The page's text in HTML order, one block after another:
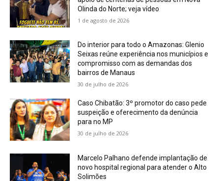
Olinda do Norte; veja vídeo
1 de agosto de 2026
Do interior para todo o Amazonas: Glenio
Seixas reúne experiência nos municípios e
compromisso com as demandas dos
bairros de Manaus
30 de julho de 2026
Caso Chibatão: 3º promotor do caso pede
suspeição e oferecimento da denúncia
para no MP
30 de julho de 2026
Marcelo Palhano defende implantação de
novo hospital regional para atender o Alto
Solimões